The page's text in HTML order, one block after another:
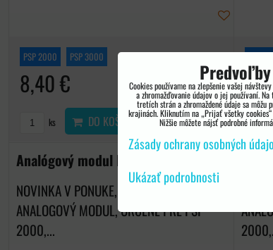
PSP 2000 PSP 3000
8,40 €
ks DO KOŠÍKA
PSP
Analógový modul PSP 2000 červeny
NOVINKA V PONUKE, NÁHRADNÝ
ANALOGOVÝ MODUL, URČENÉ PRE PSP
2000,...
Cookies používame na zlepšenie vašej
a zhromažďovanie údajov o jej používaní.
tretích strán a zhromaždené údaje sa môžu
krajinách. Kliknutím na „Prijať všetky
Nižšie môžete nájsť podrobné
Zásady ochrany osobných
Ukázať podrobnosti